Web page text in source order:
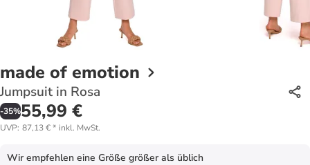
made of emotion
Jumpsuit in Rosa
-35%55,99 €
UVP: 87,13 €* inkl. MwSt.
Wir empfehlen eine Größe größer als üblich